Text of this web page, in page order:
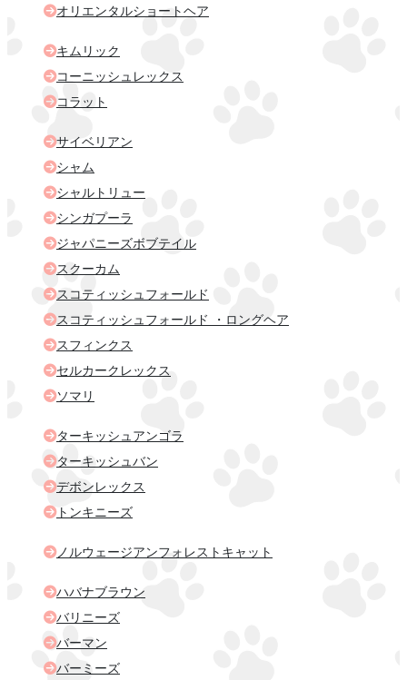
オリエンタルショートヘア
キムリック
コーニッシュレックス
コラット
サイベリアン
シャム
シャルトリュー
シンガプーラ
ジャパニーズボブテイル
スクーカム
スコティッシュフォールド
スコティッシュフォールド ・ロングヘア
スフィンクス
セルカークレックス
ソマリ
ターキッシュアンゴラ
ターキッシュバン
デボンレックス
トンキニーズ
ノルウェージアンフォレストキャット
ハバナブラウン
バリニーズ
バーマン
バーミーズ